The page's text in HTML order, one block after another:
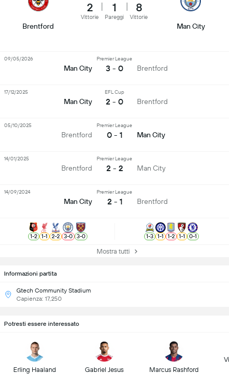
Informazioni partita
Gtech Community Stadium
Capienza: 17,250
Brentford
2
Vittorie
1
Pareggi
8
Vittorie
Man City
Man City
Premier League
3 - 0 Brentford
09/05/2026
Man City
EFL Cup
2 - 0 Brentford
17/12/2025
Brentford
Premier League
0 - 1 Man City
05/10/2025
Brentford
Premier League
2 - 2 Man City
14/01/2025
Man City
Premier League
2 - 1 Brentford
14/09/2024
1-2 1-1 2-2 3-0 3-0 1-3 1-1 1-2 1-1 0-1
Mostra tutti
Potresti essere interessato
Erling Haaland Gabriel Jesus Marcus Rashford